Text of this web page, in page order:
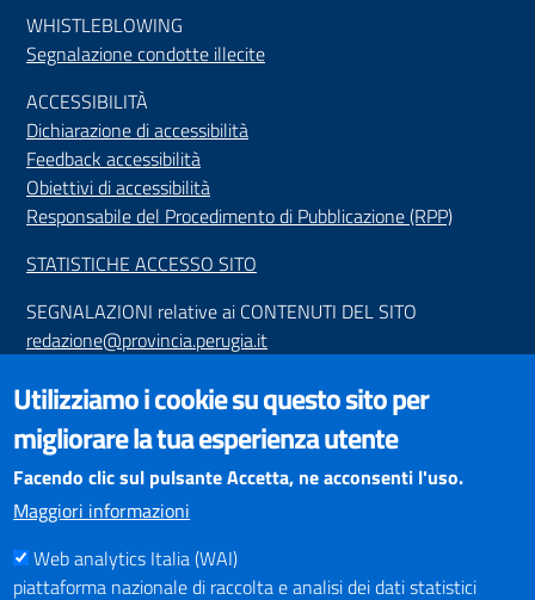
WHISTLEBLOWING
Segnalazione condotte illecite
ACCESSIBILITÀ
Dichiarazione di accessibilità
Feedback accessibilità
Obiettivi di accessibilità
Responsabile del Procedimento di Pubblicazione (RPP)
STATISTICHE ACCESSO SITO
SEGNALAZIONI relative ai CONTENUTI DEL SITO
redazione@provincia.perugia.it
VISUALIZZAZIONE CONTENUTI
Il sito internet della Provincia di Perugia è ottimizzato per
essere visualizzato dai principali browser aggiornati. L'uso di
browser non aggiornati può creare problemi di visualizzazione
dei contenuti.
PAGAMENTI
Utilizziamo i cookie su questo sito per
migliorare la tua esperienza utente
Facendo clic sul pulsante Accetta, ne acconsenti l'uso.
Maggiori informazioni
Web analytics Italia (WAI)
piattaforma nazionale di raccolta e analisi dei dati statistici